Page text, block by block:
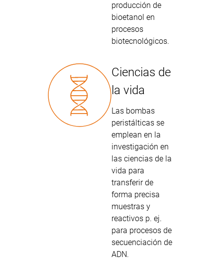
producción de
bioetanol en
procesos
biotecnológicos.
Ciencias de
la vida
Las bombas
peristálticas se
emplean en la
investigación en
las ciencias de la
vida para
transferir de
forma precisa
muestras y
reactivos p. ej.
para procesos de
secuenciación de
ADN.